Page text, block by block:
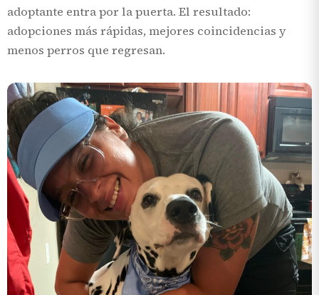
adoptante entra por la puerta. El resultado:
adopciones más rápidas, mejores coincidencias y
menos perros que regresan.